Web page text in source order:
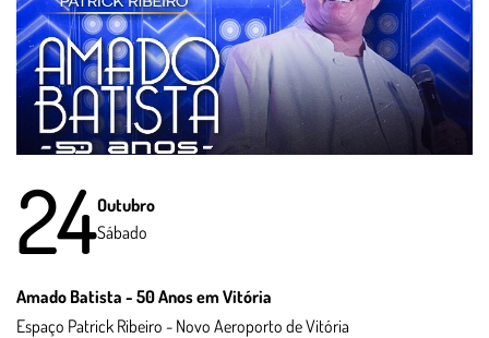
24Outubro
Sábado
Amado Batista - 50 Anos em Vitória
Espaço Patrick Ribeiro - Novo Aeroporto de Vitória